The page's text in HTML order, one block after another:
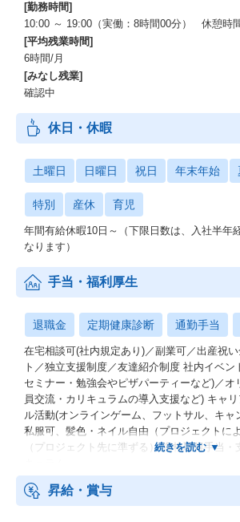
[勤務時間]
10:00 ～ 19:00（実働：8時間00分） 休憩時
[平均残業時間]
6時間/月
[みなし残業]
確認中
休日・休暇
土曜日 日曜日 祝日 年末年始
特別 産休 育児
年間有給休暇10日～（下限日数は、入社半年
なります）
手当・福利厚生
退職金 定期健康診断 通勤手当
在宅相談可(社内規定あり)／副業可／出産祝
ト／独立支援制度／友達紹介制度 社内イベン
セミナー・勉強会やピザパーティーなど)／オ
員交流・カリキュラムの導入支援など) キャ
ル活動(オンラインゲーム、フットサル、キャ
私服可、髪色・ネイル自由（プロジェクトに
（プロジェクト先に準ずる） 資格取得手当・
昇給・賞与